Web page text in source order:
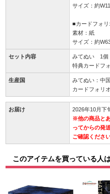
サイズ：約
■カードフォリ
素材：紙
サイズ：約
セット内容
みてぬい 1個
特典カードフ
生産国
みてぬい：中国
カードフォリ
お届け
2026年10月下
※他の商品と
ってからの発
ご確認ください
このアイテムを買っている人